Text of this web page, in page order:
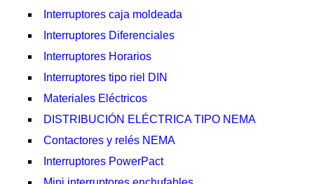
Interruptores caja moldeada
Interruptores Diferenciales
Interruptores Horarios
Interruptores tipo riel DIN
Materiales Eléctricos
DISTRIBUCIÓN ELÉCTRICA TIPO NEMA
Contactores y relés NEMA
Interruptores PowerPact